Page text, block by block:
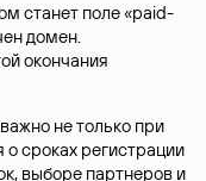
станет поле «paid-
домен.
окончания
не только при
сроках регистрации
выборе партнеров и